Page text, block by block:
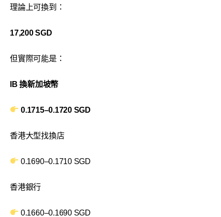
理論上可換到：
17,200 SGD
但實際可能是：
IB 換新加坡幣
0.1715–0.1720 SGD
香港大型找換店
0.1690–0.1710 SGD
香港銀行
0.1660–0.1690 SGD